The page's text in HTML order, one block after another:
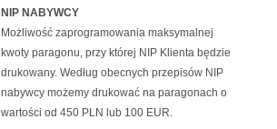
NIP NABYWCY
Możliwość zaprogramowania maksymalnej
kwoty paragonu, przy której NIP Klienta będzie
drukowany. Według obecnych przepisów NIP
nabywcy możemy drukować na paragonach o
wartości od 450 PLN lub 100 EUR.